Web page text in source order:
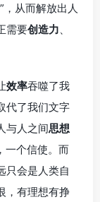
从而解放出人
需要创造力
效率吞噬了我
代了我们文字
与人之间思想
一个信使。而
只会是人类自
，有理想有挣